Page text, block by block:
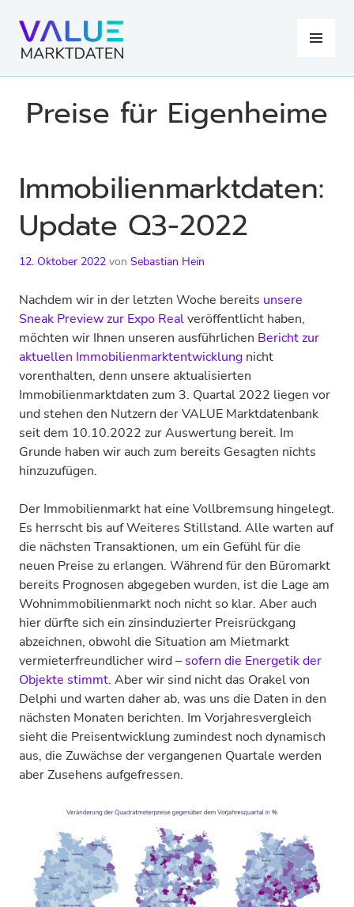
zum
Inhalt
MENÜ
Preise für Eigenheime
Immobilienmarktdaten:
Update Q3-2022
12. Oktober 2022 von Sebastian Hein
Nachdem wir in der letzten Woche bereits unsere
Sneak Preview zur Expo Realveröffentlicht haben,
möchten wir Ihnen unseren ausführlichen Bericht zur
aktuellen Immobilienmarktentwicklung nicht
vorenthalten, denn unsere aktualisierten
Immobilienmarktdaten zum 3. Quartal 2022 liegen vor
und stehen den Nutzern der VALUE Marktdatenbank
seit dem 10.10.2022 zur Auswertung bereit. Im
Grunde haben wir auch zum bereits Gesagten nichts
hinzuzufügen.
Der Immobilienmarkt hat eine Vollbremsung hingelegt.
Es herrscht bis auf Weiteres Stillstand. Alle warten auf
die nächsten Transaktionen, um ein Gefühl für die
neuen Preise zu erlangen. Während für den Büromarkt
bereits Prognosen abgegeben wurden, ist die Lage am
Wohnimmobilienmarkt noch nicht so klar. Aber auch
hier dürfte sich ein zinsinduzierter Preisrückgang
abzeichnen, obwohl die Situation am Mietmarkt
vermieterfreundlicher wird – sofern die Energetik der
Objekte stimmt. Aber wir sind nicht das Orakel von
Delphi und warten daher ab, was uns die Daten in den
nächsten Monaten berichten. Im Vorjahresvergleich
sieht die Preisentwicklung zumindest noch dynamisch
aus, die Zuwächse der vergangenen Quartale werden
aber Zusehens aufgefressen.